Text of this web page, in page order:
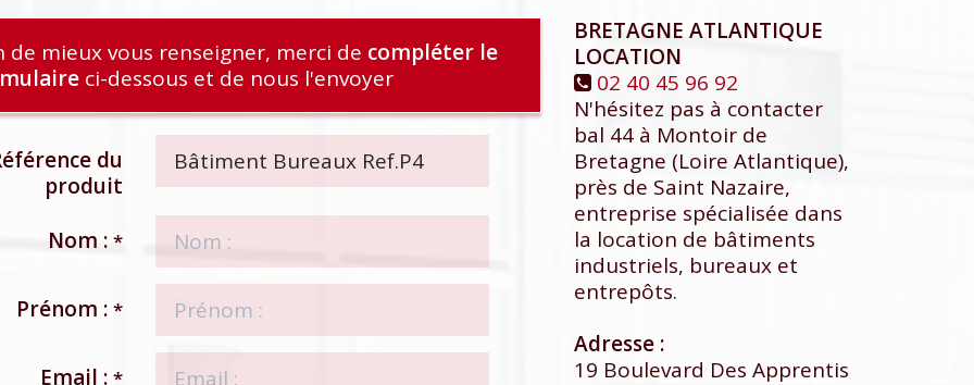
de mieux vous renseigner, merci de compléter le
ci-dessous et de nous l'envoyer
du
produit
Nom : *
Prénom : *
Email : *
BRETAGNE ATLANTIQUE
LOCATION
02 40 45 96 92
N'hésitez pas à contacter
bal 44 à Montoir de
Bretagne (Loire Atlantique),
près de Saint Nazaire,
entreprise spécialisée dans
la location de bâtiments
industriels, bureaux et
entrepôts.
Adresse :
19 Boulevard Des Apprentis